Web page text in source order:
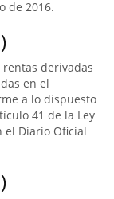
de 2016.
derivadas
en el
a lo dispuesto
41 de la Ley
el Diario Oficial